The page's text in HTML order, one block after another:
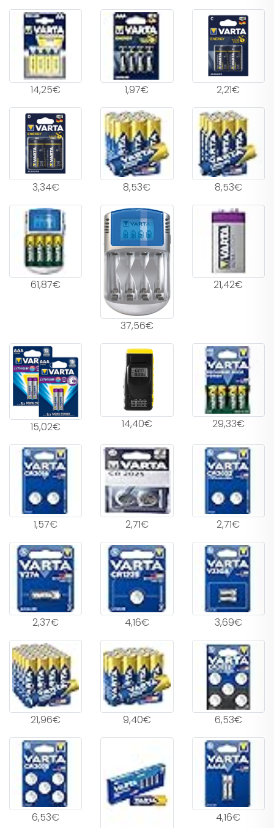
14,25€ 1,97€ 2,21€
3,34€ 8,53€ 8,53€
61,87€
37,56€
21,42€
15,02€ 14,40€ 29,33€
1,57€ 2,71€ 2,71€
2,37€ 4,16€ 3,69€
21,96€ 9,40€ 6,53€
6,53€
4,16€